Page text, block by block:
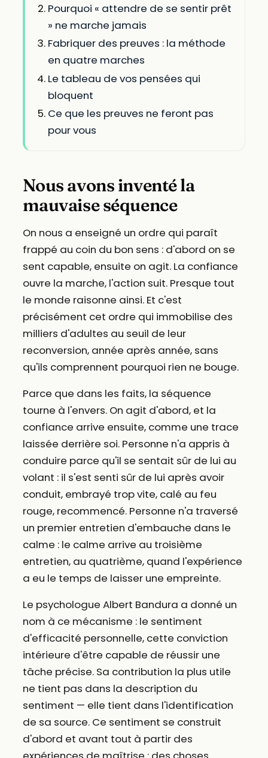
Pourquoi « attendre de se sentir prêt
» ne marche jamais
Fabriquer des preuves : la méthode
en quatre marches
Le tableau de vos pensées qui
bloquent
Ce que les preuves ne feront pas
pour vous
Nous avons inventé la
mauvaise séquence
On nous a enseigné un ordre qui paraît
frappé au coin du bon sens : d'abord on se
sent capable, ensuite on agit. La confiance
ouvre la marche, l'action suit. Presque tout
le monde raisonne ainsi. Et c'est
précisément cet ordre qui immobilise des
milliers d'adultes au seuil de leur
reconversion, année après année, sans
qu'ils comprennent pourquoi rien ne bouge.
Parce que dans les faits, la séquence
tourne à l'envers. On agit d'abord, et la
confiance arrive ensuite, comme une trace
laissée derrière soi. Personne n'a appris à
conduire parce qu'il se sentait sûr de lui au
volant : il s'est senti sûr de lui après avoir
conduit, embrayé trop vite, calé au feu
rouge, recommencé. Personne n'a traversé
un premier entretien d'embauche dans le
calme : le calme arrive au troisième
entretien, au quatrième, quand l'expérience
a eu le temps de laisser une empreinte.
Le psychologue Albert Bandura a donné un
nom à ce mécanisme : le sentiment
d'efficacité personnelle, cette conviction
intérieure d'être capable de réussir une
tâche précise. Sa contribution la plus utile
ne tient pas dans la description du
sentiment — elle tient dans l'identification
de sa source. Ce sentiment se construit
d'abord et avant tout à partir des